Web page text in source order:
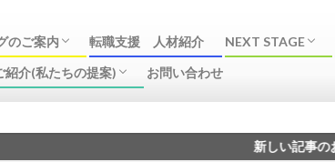
のご案内
クショップ
転職支援 人材紹介 NEXT STAGE
紹介(私たちの提案) お問い合わせ
新しい記事のお知らせ